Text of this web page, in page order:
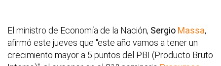
El ministro de Economía de la Nación, Sergio Massa,
afirmó este jueves que "este año vamos a tener un
crecimiento mayor a 5 puntos del PBI (Producto Bruto